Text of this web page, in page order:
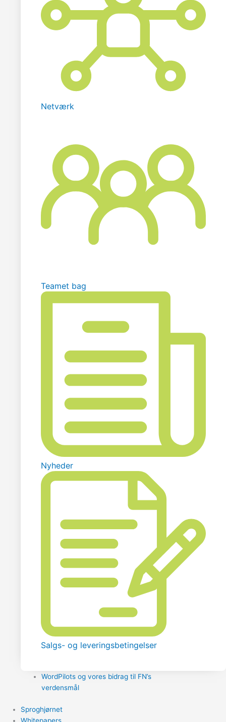
Netværk
Teamet bag
Nyheder
Salgs- og leveringsbetingelser
WordPilots og vores bidrag til FN’s
verdensmål
Sproghjørnet
Whitepapers